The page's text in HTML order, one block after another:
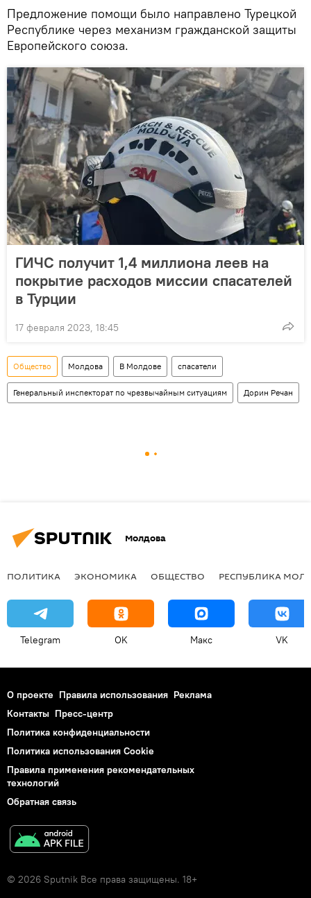
Предложение помощи было направлено Турецкой
Республике через механизм гражданской защиты
Европейского союза.
ГИЧС получит 1,4 миллиона леев на
покрытие расходов миссии спасателей
в Турции
17 февраля 2023, 18:45
Общество Молдова В Молдове спасатели
Генеральный инспекторат по чрезвычайным ситуациям Дорин Речан
Молдова
ПОЛИТИКА ЭКОНОМИКА ОБЩЕСТВО РЕСПУБЛИКА
Telegram OK Макс VK
О проекте Правила использования Реклама
Контакты Пресс-центр
Политика конфиденциальности
Политика использования Cookie
Правила применения рекомендательных
технологий
Обратная связь
© 2026 Sputnik Все права защищены. 18+